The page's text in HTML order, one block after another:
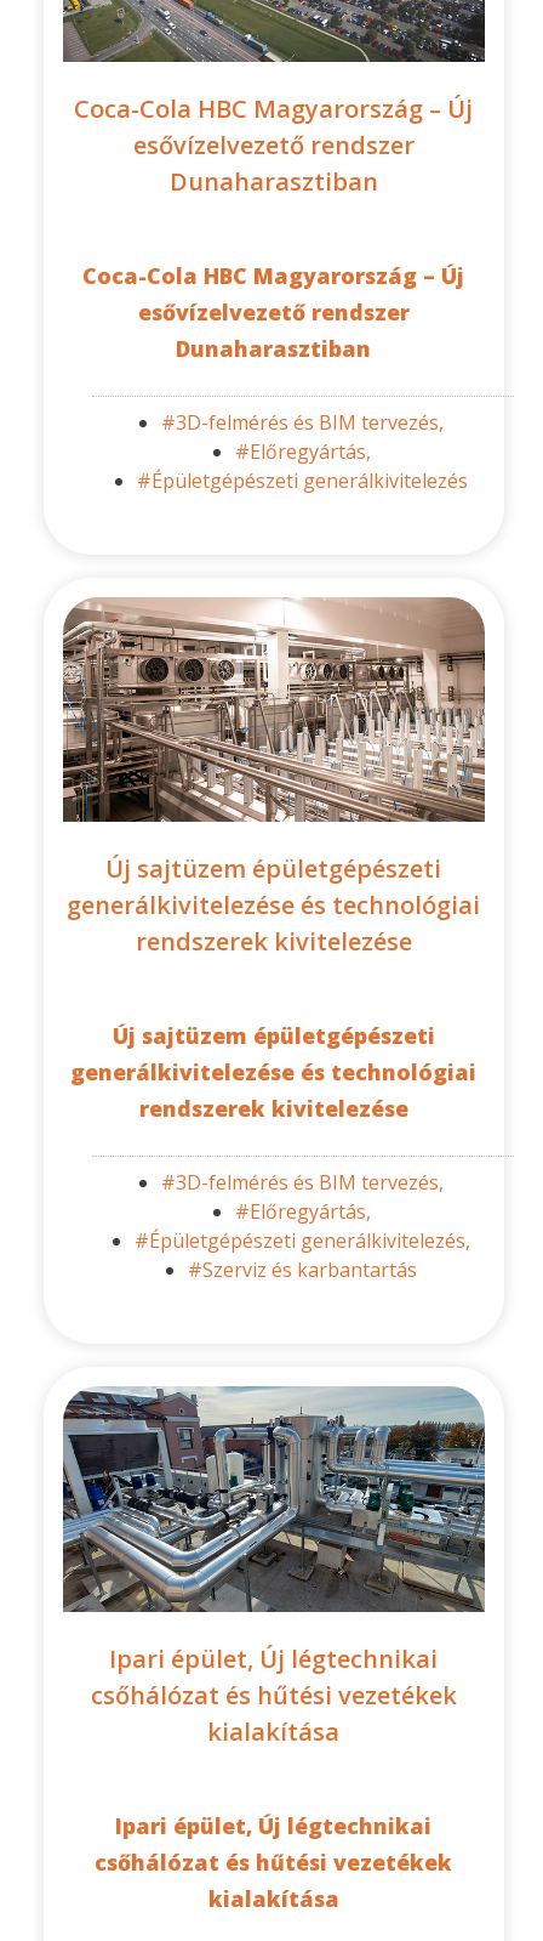
Coca-Cola HBC Magyarország – Új
esővízelvezető rendszer
Dunaharasztiban
Coca-Cola HBC Magyarország – Új
esővízelvezető rendszer
Dunaharasztiban
#3D-felmérés és BIM tervezés,
#Előregyártás,
#Épületgépészeti generálkivitelezés
Új sajtüzem épületgépészeti
generálkivitelezése és technológiai
rendszerek kivitelezése
Új sajtüzem épületgépészeti
generálkivitelezése és technológiai
rendszerek kivitelezése
#3D-felmérés és BIM tervezés,
#Előregyártás,
#Épületgépészeti generálkivitelezés,
#Szerviz és karbantartás
Ipari épület, Új légtechnikai
csőhálózat és hűtési vezetékek
kialakítása
Ipari épület, Új légtechnikai
csőhálózat és hűtési vezetékek
kialakítása